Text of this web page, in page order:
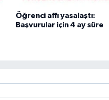
Öğrenci affı yasalaştı:
Başvurular için 4 ay süre